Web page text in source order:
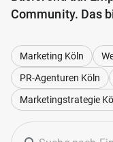
Community. Das
Marketing Köln
PR-Agenturen Köln
Marketingstrategie